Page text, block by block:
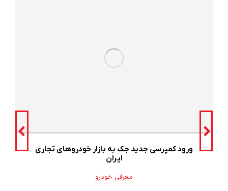
ورود کمپرسی جدید جک به بازار خودروهای تجاری
ایران
معرفی خودرو